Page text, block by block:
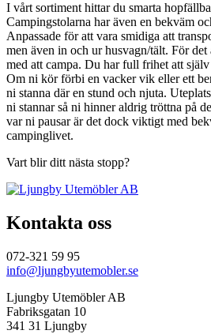
I vårt sortiment hittar du smarta
Campingstolarna har även en bekväm
Anpassade för att vara smidiga att
men även in och ur husvagn/tält. För
med att campa. Du har full frihet att
Om ni kör förbi en vacker vik eller ett
ni stanna där en stund och njuta.
ni stannar så ni hinner aldrig tröttna på
var ni pausar är det dock viktigt med
campinglivet.
Vart blir ditt nästa stopp?
Kontakta oss
072-321 59 95
info@ljungbyutemobler.se
Ljungby Utemöbler AB
Fabriksgatan 10
341 31 Ljungby